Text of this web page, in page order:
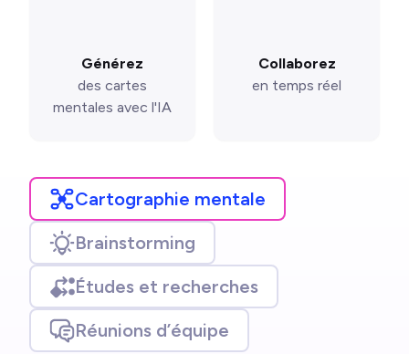
Générez
des cartes
mentales avec l'IA
Collaborez
en temps réel
Cartographie mentale
Brainstorming
Études et recherches
Réunions d’équipe